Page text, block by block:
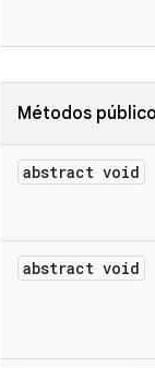
Métodos
abstract void
abstract void